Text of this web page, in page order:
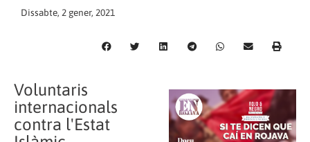
Dissabte, 2 gener, 2021
Voluntaris
internacionals
contra l'Estat